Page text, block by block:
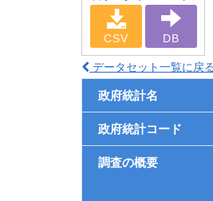
CSV DB
データセット一覧に戻る
政府統計名
政府統計コード
調査の概要